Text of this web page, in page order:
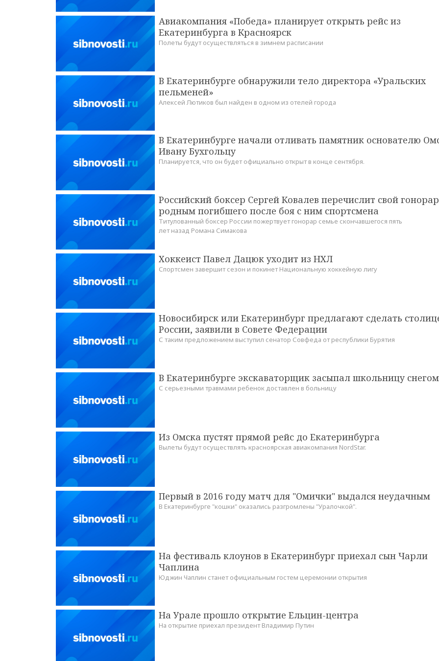
Авиакомпания «Победа» планирует открыть рейс из
Екатеринбурга в Красноярск
Полеты будут осуществляться в зимнем расписании
В Екатеринбурге обнаружили тело директора «Уральских
пельменей»
Алексей Лютиков был найден в одном из отелей города
В Екатеринбурге начали отливать памятник основателю
Ивану Бухгольцу
Планируется, что он будет официально открыт в конце сентября.
Российский боксер Сергей Ковалев перечислит свой гонорар
родным погибшего после боя с ним спортсмена
Титулованный боксер России пожертвует гонорар семье скончавшегося пять
лет назад Романа Симакова
Хоккеист Павел Дацюк уходит из НХЛ
Спортсмен завершит сезон и покинет Национальную хоккейную лигу
Новосибирск или Екатеринбург предлагают сделать
России, заявили в Совете Федерации
С таким предложением выступил сенатор Совфеда от республики Бурятия
В Екатеринбурге экскаваторщик засыпал школьницу снегом
С серьезными травмами ребенок доставлен в больницу
Из Омска пустят прямой рейс до Екатеринбурга
Вылеты будут осуществлять красноярская авиакомпания NordStar.
Первый в 2016 году матч для "Омички" выдался неудачным
В Екатеринбурге "кошки" оказались разгромлены "Уралочкой".
На фестиваль клоунов в Екатеринбург приехал сын Чарли
Чаплина
Юджин Чаплин станет официальным гостем церемонии открытия
На Урале прошло открытие Ельцин-центра
На открытие приехал президент Владимир Путин